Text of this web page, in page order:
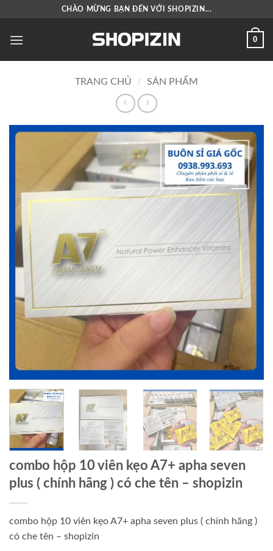
nội
CHÀO MỪNG BẠN ĐẾN VỚI SHOPIZIN...
0
TRANG CHỦ / SẢN PHẨM
combo hộp 10 viên kẹo A7+ apha seven
plus ( chính hãng ) có che tên – shopizin
combo hộp 10 viên kẹo A7+ apha seven plus ( chính hãng )
có che tên – shopizin